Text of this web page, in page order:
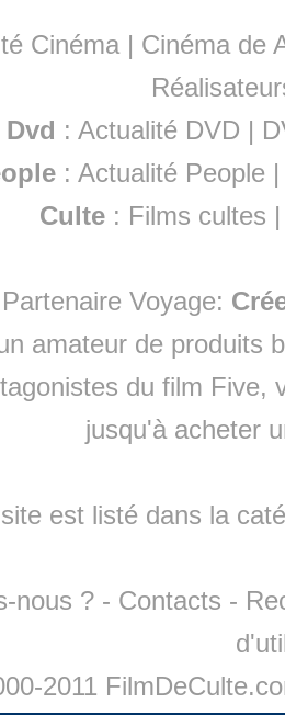
Cinéma | Cinéma de
Dvd : Actualité DVD |
:Actualité People
Culte : Films cultes
Partenaire Voyage:
amateur de produits
du film Five,
jusqu'à acheter
est listé dans la
nous ? - Contacts -
2011